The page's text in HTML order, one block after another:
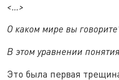
<…>
О каком мире вы
В этом уравнении
Это была первая